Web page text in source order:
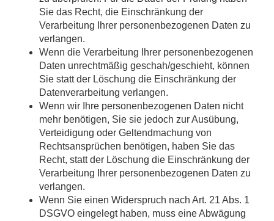
Sie das Recht, die Einschränkung der
Verarbeitung Ihrer personenbezogenen Daten zu
verlangen.
Wenn die Verarbeitung Ihrer personenbezogenen
Daten unrechtmäßig geschah/geschieht, können
Sie statt der Löschung die Einschränkung der
Datenverarbeitung verlangen.
Wenn wir Ihre personenbezogenen Daten nicht
mehr benötigen, Sie sie jedoch zur Ausübung,
Verteidigung oder Geltendmachung von
Rechtsansprüchen benötigen, haben Sie das
Recht, statt der Löschung die Einschränkung der
Verarbeitung Ihrer personenbezogenen Daten zu
verlangen.
Wenn Sie einen Widerspruch nach Art. 21 Abs. 1
DSGVO eingelegt haben, muss eine Abwägung